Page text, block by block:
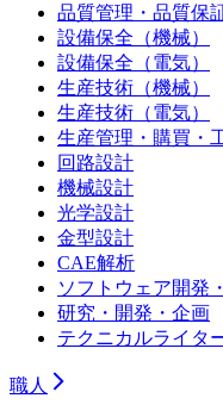
品質管理・品質保
設備保全（機械）
設備保全（電気）
生産技術（機械）
生産技術（電気）
生産管理・購買・
回路設計
機械設計
光学設計
金型設計
CAE解析
ソフトウェア開発
研究・開発・企画
テクニカルライタ
職人